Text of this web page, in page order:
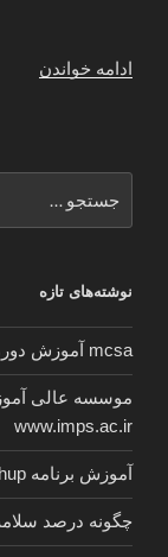
ادامه خواندن
برای
نوشته‌های تازه
mcsa آموزش دوره کامل گواهینامه معتبر مایکروسافت
موسسه عالی
www.imps.ac.ir
آموزش برنامه sketchup کابینت 2025
چگونه درصد